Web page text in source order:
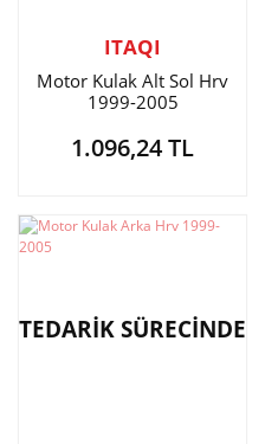
ITAQI
Motor Kulak Alt Sol Hrv
1999-2005
1.096,24 TL
TEDARİK SÜRECİNDE